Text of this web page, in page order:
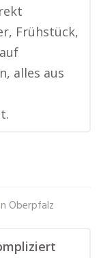
Frühstück,
alles aus
Oberpfalz